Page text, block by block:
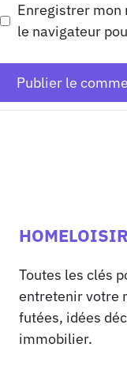
Enregistrer mon
le navigateur
Toutes les clés
entretenir votre
futées, idées
immobilier.